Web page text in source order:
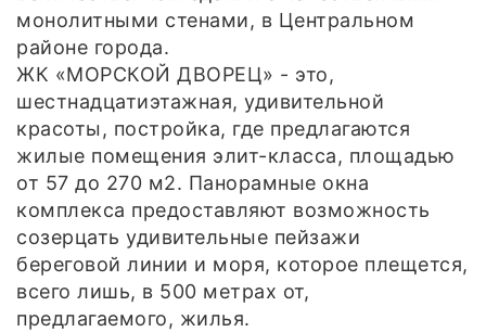
монолитными стенами, в Центральном
районе города.
ЖК «МОРСКОЙ ДВОРЕЦ» - это,
шестнадцатиэтажная, удивительной
красоты, постройка, где предлагаются
жилые помещения элит-класса, площадью
от 57 до 270 м2. Панорамные окна
комплекса предоставляют возможность
созерцать удивительные пейзажи
береговой линии и моря, которое плещется,
всего лишь, в 500 метрах от,
предлагаемого, жилья.